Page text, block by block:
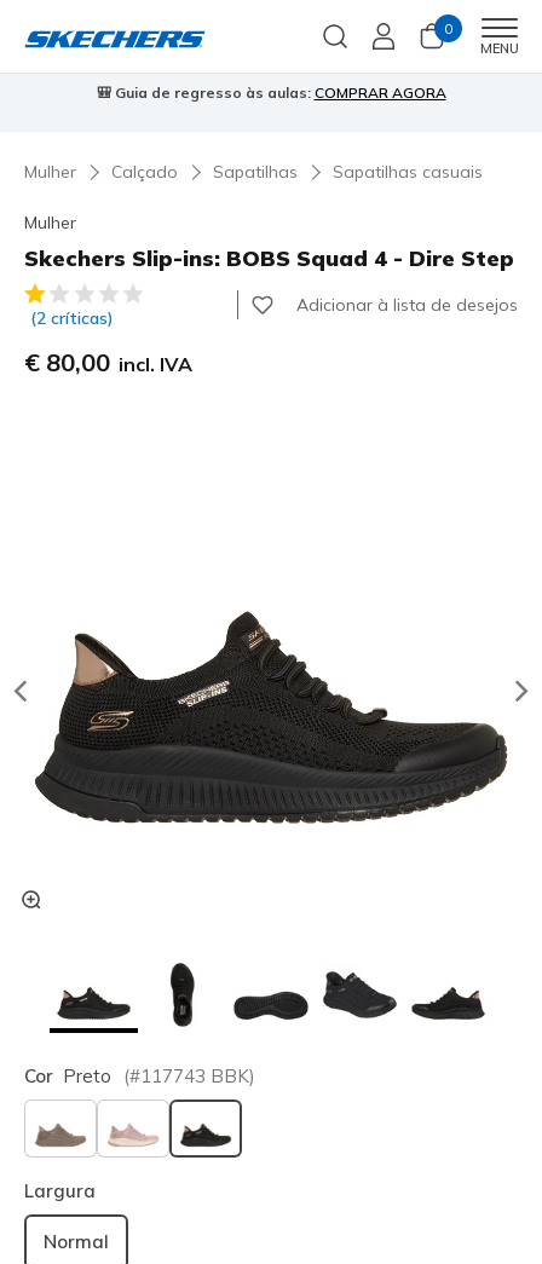
0
MENU
Skechers VIP: 45 dias de devolução para membrosInscreve-te
Mulher Calçado Sapatilhas Sapatilhas casuais
Mulher
Skechers Slip-ins: BOBS Squad 4 - Dire Step
4$4 de 5 – Classificação do cliente
(2 críticas)
Adicionar à lista de desejos
€ 80,00 incl. IVA
Cor Preto (#117743 BBK)
selecionado
Largura
Normal